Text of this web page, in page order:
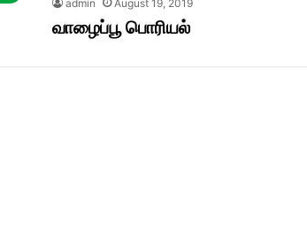
admin August 19, 2019
வாழைப்பூ பொரியல்